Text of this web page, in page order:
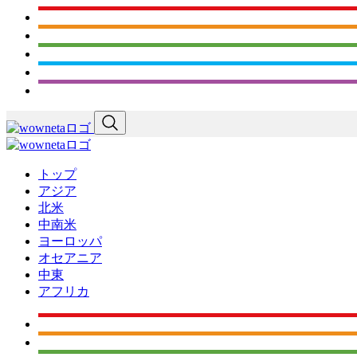
トップ
アジア
北米
中南米
ヨーロッパ
オセアニア
中東
アフリカ